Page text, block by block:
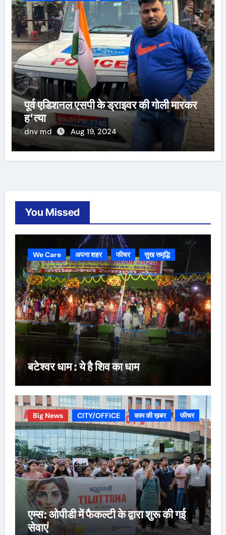
पूर्व एडिशनल एसपी के ड्राइवर की गोली मारकर
ह’त्या
dnv md Aug 19, 2024
You Missed
We Care अपना शहर फीचर सुख समृद्धि
बटेश्वर धाम : ये है शिव का धाम
Big News CITY/OFFICE काम की ख़बर फीचर
एम्स: ओपीडी में फैकल्टी के द्वारा शुरू की गई
सेवाएं